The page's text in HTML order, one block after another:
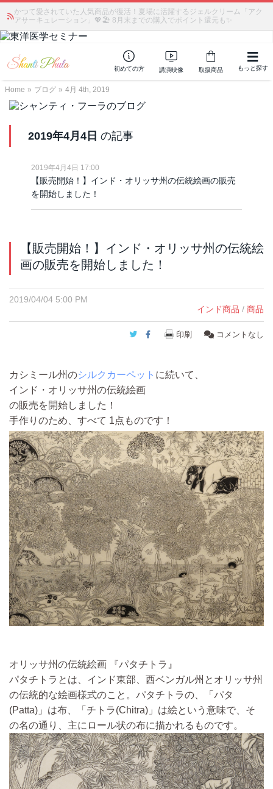
かつて愛されていた人気商品が復活！夏場に活躍するジェルクリーム「アク
アサーキュレーション」💖🏖️ 8月末までの購入でポイント還元も✨
初めての方 講演映像 取扱商品 もっと探す
Home » ブログ » 4月 4th, 2019
2019年4月4日 の記事
2019年4月4日 17:00
【販売開始！】インド・オリッサ州の伝統絵画の販売
を開始しました！
【販売開始！】インド・オリッサ州の伝統絵
画の販売を開始しました！
2019/04/04 5:00 PM
インド商品 / 商品
Twitter
Facebook
印刷 コメントなし
カシミール州のシルクカーペット に続いて、
インド・オリッサ州の伝統絵画
の販売を開始しました！
手作りのため、すべて 1点ものです！
オリッサ州の伝統絵画 『パタチトラ』
パタチトラとは、インド東部、西ベンガル州とオリッサ州
の伝統的な絵画様式のこと。 パタチトラの、「パタ
(Patta)」は布、「チトラ(Chitra)」は絵という意味で、そ
の名の通り、主にロール状の布に描かれるものです。